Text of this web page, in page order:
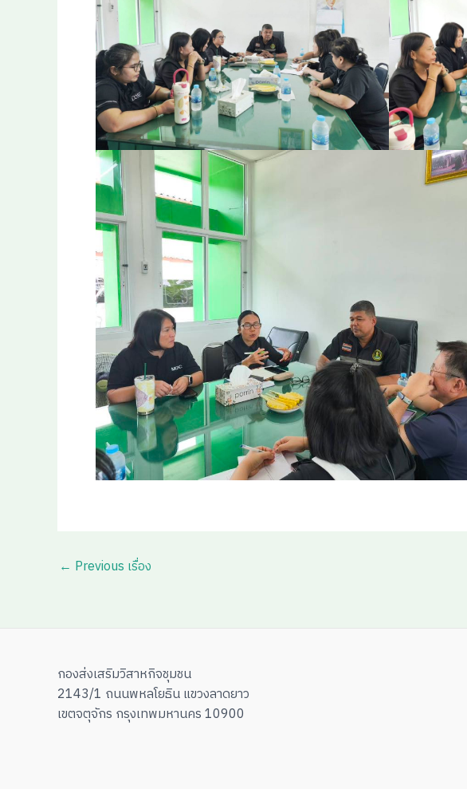
← Previous เรื่อง
กองส่งเสริมวิสาหกิจชุมชน
2143/1 ถนนพหลโยธิน แขวงลาดยาว
เขตจตุจักร กรุงเทพมหานคร 10900